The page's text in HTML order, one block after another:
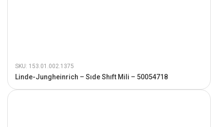
SKU: 153.01.002.1375
Linde-Jungheinrich – Sıde Shıft Mili – 50054718